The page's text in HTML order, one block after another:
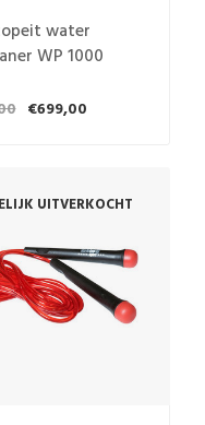
water
WP 1000
€699,00
UITVERKOCHT